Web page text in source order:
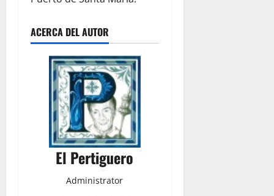
ACERCA DEL AUTOR
El Pertiguero
Administrator